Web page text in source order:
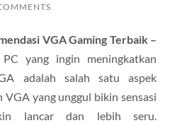
VGA Gaming Terbaik –
yang ingin meningkatkan
adalah salah satu aspek
VGA yang unggul bikin sensasi
lancar dan lebih seru.